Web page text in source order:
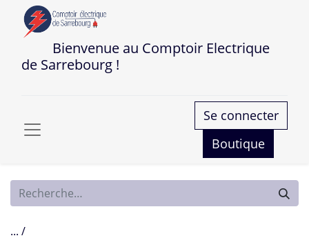
Bienvenue au Comptoir Electrique
de Sarrebourg !
Se connecter
Boutique
... /